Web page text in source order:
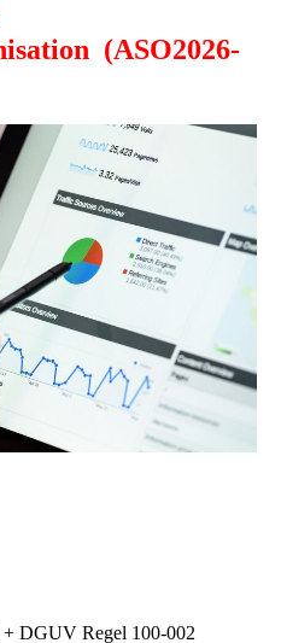
(ASO2026-
DGUV Regel 100-002